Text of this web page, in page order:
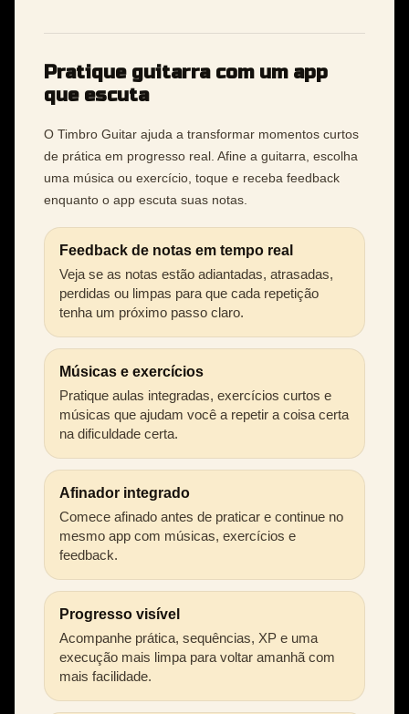
Pratique guitarra com um app
que escuta
O Timbro Guitar ajuda a transformar momentos curtos
de prática em progresso real. Afine a guitarra, escolha
uma música ou exercício, toque e receba feedback
enquanto o app escuta suas notas.
Feedback de notas em tempo real
Veja se as notas estão adiantadas, atrasadas,
perdidas ou limpas para que cada repetição
tenha um próximo passo claro.
Músicas e exercícios
Pratique aulas integradas, exercícios curtos e
músicas que ajudam você a repetir a coisa certa
na dificuldade certa.
Afinador integrado
Comece afinado antes de praticar e continue no
mesmo app com músicas, exercícios e
feedback.
Progresso visível
Acompanhe prática, sequências, XP e uma
execução mais limpa para voltar amanhã com
mais facilidade.